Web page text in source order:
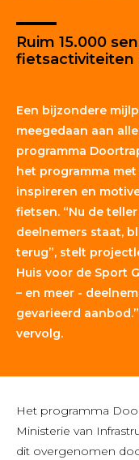
Ruim 15.000
fietsactiviteiten
Een bijzondere
meegedaan aan
programma
het programma
inspireren en
fietsen. “Nu de
deelnemers staat,
terug”, stelt
Huis voor de Sport
– en meer -
gevarieerd
vervolg.
Het programma
Ministerie van
dit overgenomen